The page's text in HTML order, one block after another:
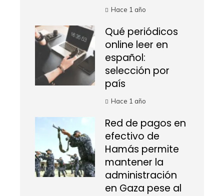
Hace 1 año
Qué periódicos
online leer en
español:
selección por
país
Hace 1 año
Red de pagos en
efectivo de
Hamás permite
mantener la
administración
en Gaza pese al